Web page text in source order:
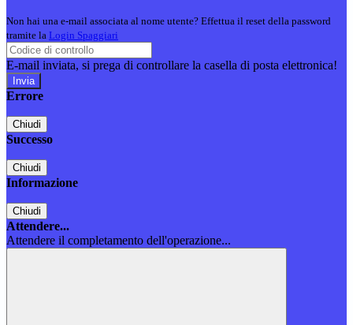
Non hai una e-mail associata al nome utente? Effettua il reset della password
tramite la Login Spaggiari
E-mail inviata, si prega di controllare la casella di posta elettronica!
Errore
Chiudi
Successo
Chiudi
Informazione
Chiudi
Attendere...
Attendere il completamento dell'operazione...